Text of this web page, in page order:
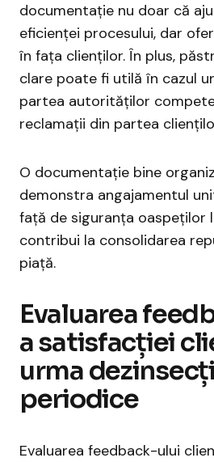
documentație nu doar că
eficienței procesului, dar
în fața clienților. În plus,
clare poate fi utilă în cazul
partea autorităților
reclamații din partea
O documentație bine
demonstra angajamentul
față de siguranța oaspeților
contribui la consolidarea
piață.
Evaluarea
a satisfacției
urma
periodice
Evaluarea feedback-ului